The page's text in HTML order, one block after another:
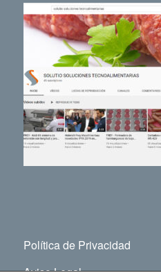
Política de Privacidad